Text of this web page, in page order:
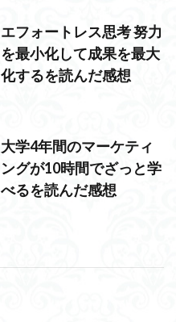
エフォートレス思考 努力
を最小化して成果を最大
化するを読んだ感想
大学4年間のマーケティ
ングが10時間でざっと学
べるを読んだ感想